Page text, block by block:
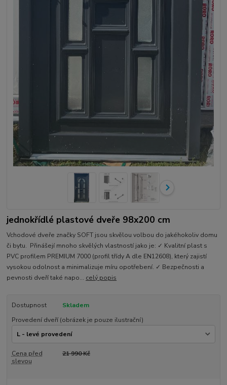
jednokřídlé plastové dveře 98x200 cm
Vchodové dveře značky SOFT jsou skvělou volbou do jakéhokoliv domu
či bytu. Přinášejí mnoho skvělých vlastností jako je: ✓ Kvalitní plast s
PVC profilem PREMIUM 7000 (profil třídy A dle EN12608), který zajistí
vysokou odolnost a minimalizuje míru opotřebení. ✓ Bezpečnosti a
pevnosti dveří také napo... celý popis
Dostupnost
Skladem
Provedení dveří (obrázek je pouze ilustrační)
Cena před
slevou
21 990 Kč